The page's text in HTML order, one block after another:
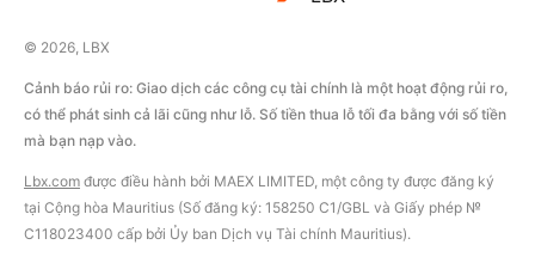
© 2026, LBX
Cảnh báo rủi ro: Giao dịch các công cụ tài chính là một hoạt động rủi ro,
có thể phát sinh cả lãi cũng như lỗ. Số tiền thua lỗ tối đa bằng với số tiền
mà bạn nạp vào.
Lbx.com được điều hành bởi MAEX LIMITED, một công ty được đăng ký
tại Cộng hòa Mauritius (Số đăng ký: 158250 C1/GBL và Giấy phép №
С118023400 cấp bởi Ủy ban Dịch vụ Tài chính Mauritius).